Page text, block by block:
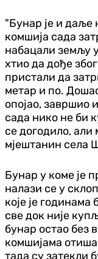
"Бунар је и даље
комшија сада
набацали земљу
хтио да дође
пристали да
метар и по.
опојао, завршио
сада нико не би
се догодило,
мјештанин села
Бунар у коме је
налази се у
које је
све док није
бунар остао без
комшијама
тада су затекли